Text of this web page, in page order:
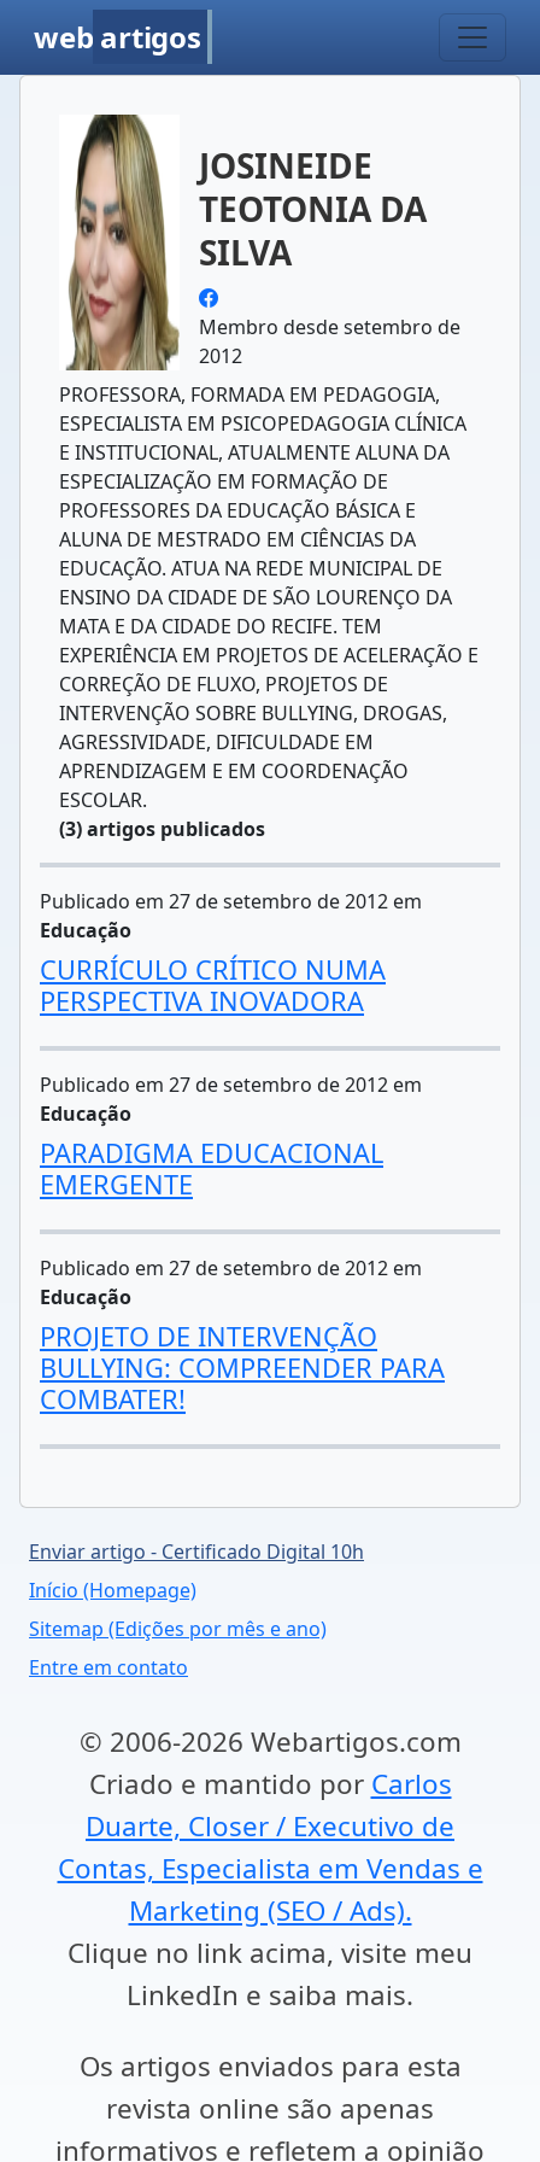
web artigos
JOSINEIDE
TEOTONIA DA
SILVA
Membro desde setembro de
2012
PROFESSORA, FORMADA EM PEDAGOGIA,
ESPECIALISTA EM PSICOPEDAGOGIA CLÍNICA
E INSTITUCIONAL, ATUALMENTE ALUNA DA
ESPECIALIZAÇÃO EM FORMAÇÃO DE
PROFESSORES DA EDUCAÇÃO BÁSICA E
ALUNA DE MESTRADO EM CIÊNCIAS DA
EDUCAÇÃO. ATUA NA REDE MUNICIPAL DE
ENSINO DA CIDADE DE SÃO LOURENÇO DA
MATA E DA CIDADE DO RECIFE. TEM
EXPERIÊNCIA EM PROJETOS DE ACELERAÇÃO E
CORREÇÃO DE FLUXO, PROJETOS DE
INTERVENÇÃO SOBRE BULLYING, DROGAS,
AGRESSIVIDADE, DIFICULDADE EM
APRENDIZAGEM E EM COORDENAÇÃO
ESCOLAR.
(3) artigos publicados
Publicado em 27 de setembro de 2012 em
Educação
CURRÍCULO CRÍTICO NUMA
PERSPECTIVA INOVADORA
Publicado em 27 de setembro de 2012 em
Educação
PARADIGMA EDUCACIONAL
EMERGENTE
Publicado em 27 de setembro de 2012 em
Educação
PROJETO DE INTERVENÇÃO
BULLYING: COMPREENDER PARA
COMBATER!
Enviar artigo - Certificado Digital 10h
Início (Homepage)
Sitemap (Edições por mês e ano)
Entre em contato
© 2006-2026 Webartigos.com
Criado e mantido por Carlos
Duarte, Closer / Executivo de
Contas, Especialista em Vendas e
Marketing (SEO / Ads).
Clique no link acima, visite meu
LinkedIn e saiba mais.
Os artigos enviados para esta
revista online são apenas
informativos e refletem a opinião